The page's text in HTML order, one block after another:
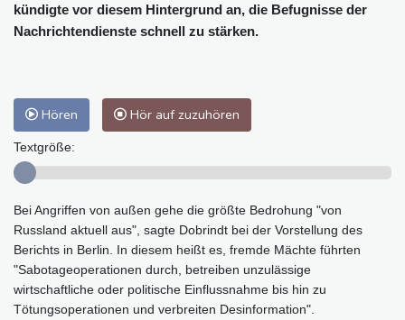
kündigte vor diesem Hintergrund an, die Befugnisse der
Nachrichtendienste schnell zu stärken.
Hören Hör auf zuzuhören
Textgröße:
Bei Angriffen von außen gehe die größte Bedrohung "von
Russland aktuell aus", sagte Dobrindt bei der Vorstellung des
Berichts in Berlin. In diesem heißt es, fremde Mächte führten
"Sabotageoperationen durch, betreiben unzulässige
wirtschaftliche oder politische Einflussnahme bis hin zu
Tötungsoperationen und verbreiten Desinformation".